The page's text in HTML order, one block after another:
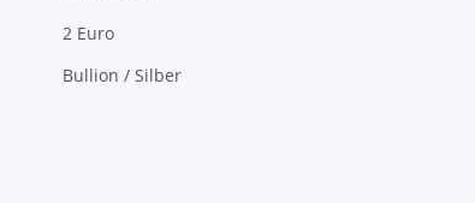
2 Euro
Bullion / Silber